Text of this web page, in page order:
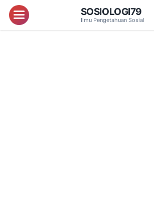
Menu SOSIOLOGI79
Ilmu Pengetahuan Sosial